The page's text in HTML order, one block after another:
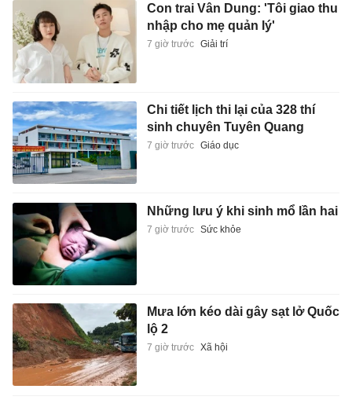
Con trai Vân Dung: 'Tôi giao thu
nhập cho mẹ quản lý'
7 giờ trước Giải trí
Chi tiết lịch thi lại của 328 thí
sinh chuyên Tuyên Quang
7 giờ trước Giáo dục
Những lưu ý khi sinh mổ lần hai
7 giờ trước Sức khỏe
Mưa lớn kéo dài gây sạt lở Quốc
lộ 2
7 giờ trước Xã hội